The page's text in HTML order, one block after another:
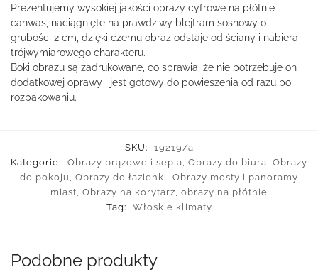
Prezentujemy wysokiej jakości obrazy cyfrowe na płótnie
canwas, naciągnięte na prawdziwy blejtram sosnowy o
grubości 2 cm, dzięki czemu obraz odstaje od ściany i nabiera
trójwymiarowego charakteru.
Boki obrazu są zadrukowane, co sprawia, że nie potrzebuje on
dodatkowej oprawy i jest gotowy do powieszenia od razu po
rozpakowaniu.
SKU:
19219/a
Kategorie:
Obrazy brązowe i sepia, Obrazy do biura, Obrazy
do pokoju , Obrazy do łazienki , Obrazy mosty i panoramy
miast, Obrazy na korytarz, obrazy na płótnie
Tag:
Włoskie klimaty
Podobne produkty